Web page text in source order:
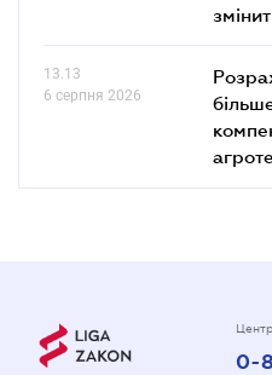
13.13
6 серпня 2026
0-